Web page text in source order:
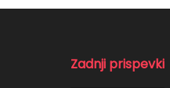
Zadnji prispevki